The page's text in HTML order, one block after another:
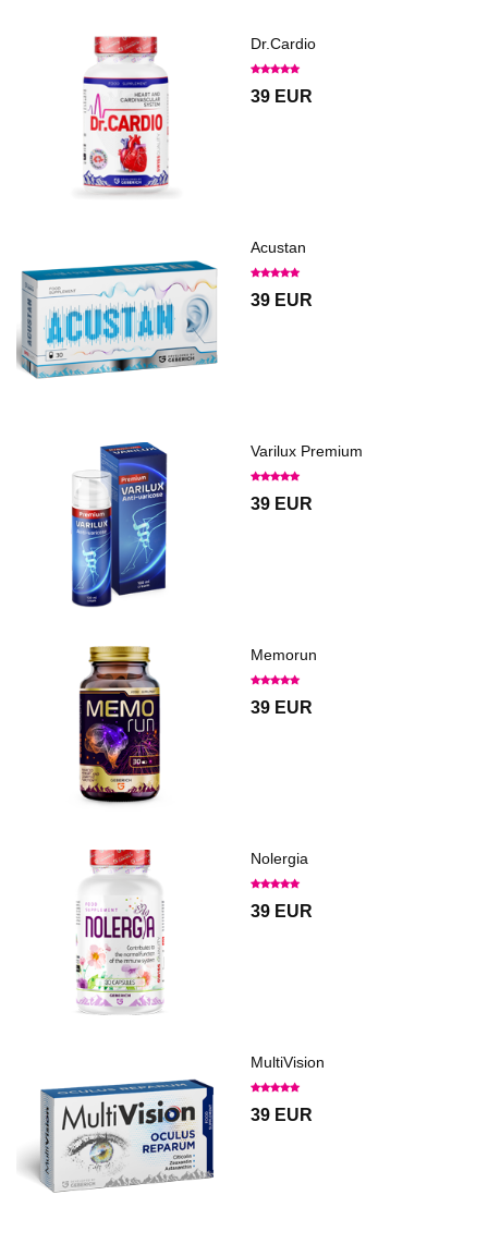
Dr.Cardio
39 EUR
Acustan
39 EUR
Varilux Premium
39 EUR
Memorun
39 EUR
Nolergia
39 EUR
MultiVision
39 EUR